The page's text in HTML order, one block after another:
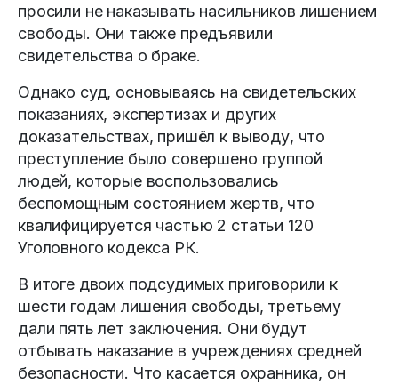
просили не наказывать насильников лишением
свободы. Они также предъявили
свидетельства о браке.
Однако суд, основываясь на свидетельских
показаниях, экспертизах и других
доказательствах, пришёл к выводу, что
преступление было совершено группой
людей, которые воспользовались
беспомощным состоянием жертв, что
квалифицируется частью 2 статьи 120
Уголовного кодекса РК.
В итоге двоих подсудимых приговорили к
шести годам лишения свободы, третьему
дали пять лет заключения. Они будут
отбывать наказание в учреждениях средней
безопасности. Что касается охранника, он